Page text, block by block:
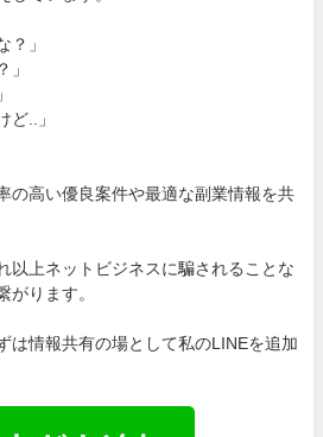
？」
」
ど..」
の高い優良案件や最適な副業情報を共
以上ネットビジネスに騙されることな
がります。
は情報共有の場として私のLINEを追加